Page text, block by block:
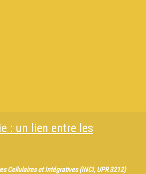
: un lien entre les
Cellulaires et Intégratives (INCI, UPR 3212)